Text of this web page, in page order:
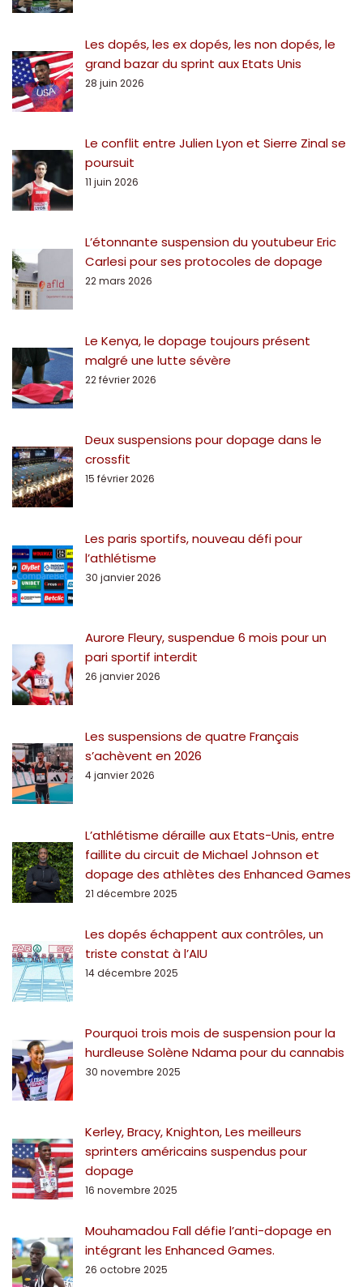
Les dopés, les ex dopés, les non dopés, le
grand bazar du sprint aux Etats Unis
28 juin 2026
Le conflit entre Julien Lyon et Sierre Zinal se
poursuit
11 juin 2026
L’étonnante suspension du youtubeur Eric
Carlesi pour ses protocoles de dopage
22 mars 2026
Le Kenya, le dopage toujours présent
malgré une lutte sévère
22 février 2026
Deux suspensions pour dopage dans le
crossfit
15 février 2026
Les paris sportifs, nouveau défi pour
l’athlétisme
30 janvier 2026
Aurore Fleury, suspendue 6 mois pour un
pari sportif interdit
26 janvier 2026
Les suspensions de quatre Français
s’achèvent en 2026
4 janvier 2026
L’athlétisme déraille aux Etats-Unis, entre
faillite du circuit de Michael Johnson et
dopage des athlètes des Enhanced Games
21 décembre 2025
Les dopés échappent aux contrôles, un
triste constat à l’AIU
14 décembre 2025
Pourquoi trois mois de suspension pour la
hurdleuse Solène Ndama pour du cannabis
30 novembre 2025
Kerley, Bracy, Knighton, Les meilleurs
sprinters américains suspendus pour
dopage
16 novembre 2025
Mouhamadou Fall défie l’anti-dopage en
intégrant les Enhanced Games.
26 octobre 2025